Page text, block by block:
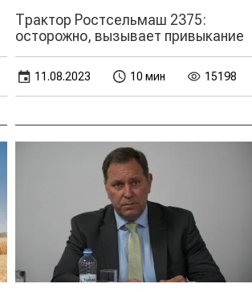
Трактор Ростсельмаш 2375:
осторожно, вызывает привыкание
11.08.2023 10 мин 15198